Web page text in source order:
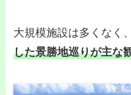
大規模施設は多くなく
した景勝地巡りが主な